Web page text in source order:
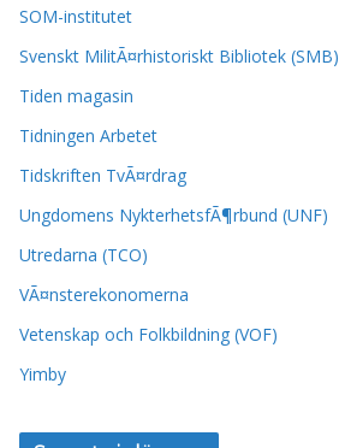
SOM-institutet
Svenskt MilitÃ¤rhistoriskt Bibliotek (SMB)
Tiden magasin
Tidningen Arbetet
Tidskriften TvÃ¤rdrag
Ungdomens NykterhetsfÃ¶rbund (UNF)
Utredarna (TCO)
VÃ¤nsterekonomerna
Vetenskap och Folkbildning (VOF)
Yimby